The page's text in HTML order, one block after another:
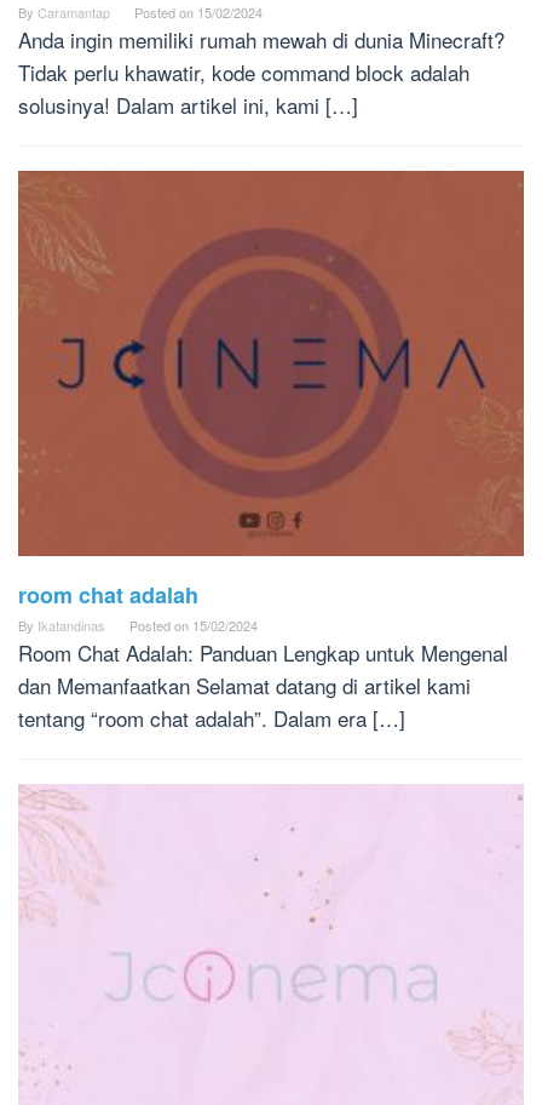
By Caramantap Posted on 15/02/2024
Anda ingin memiliki rumah mewah di dunia Minecraft?
Tidak perlu khawatir, kode command block adalah
solusinya! Dalam artikel ini, kami […]
room chat adalah
By Ikatandinas Posted on 15/02/2024
Room Chat Adalah: Panduan Lengkap untuk Mengenal
dan Memanfaatkan Selamat datang di artikel kami
tentang “room chat adalah”. Dalam era […]